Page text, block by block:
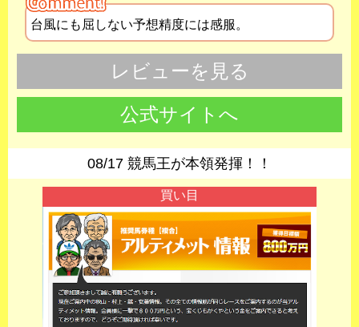
台風にも屈しない予想精度には感服。
レビューを見る
公式サイトへ
08/17 競馬王が本領発揮！！
買い目